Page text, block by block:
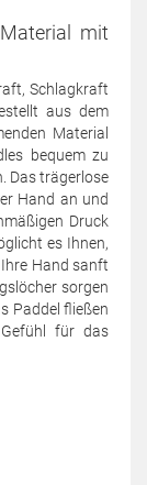
mit
Schlagkraft
aus dem
Material
bequem zu
Das trägerlose
Hand an und
Druck
es Ihnen,
Hand sanft
sorgen
Paddel fließen
für das